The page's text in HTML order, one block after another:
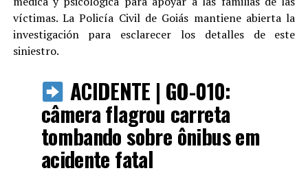
víctimas. La Policía Civil de Goiás mantiene abierta la
investigación para esclarecer los detalles de este
siniestro.
ACIDENTE | GO-010:
câmera flagrou carreta
tombando sobre ônibus em
acidente fatal